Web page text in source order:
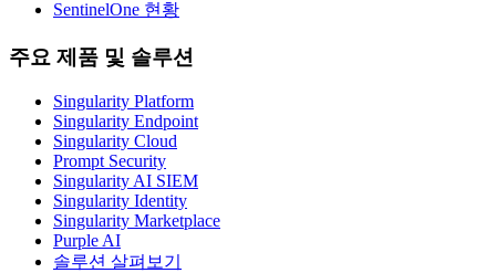
SentinelOne 현황
주요 제품 및 솔루션
Singularity Platform
Singularity Endpoint
Singularity Cloud
Prompt Security
Singularity AI SIEM
Singularity Identity
Singularity Marketplace
Purple AI
솔루션 살펴보기